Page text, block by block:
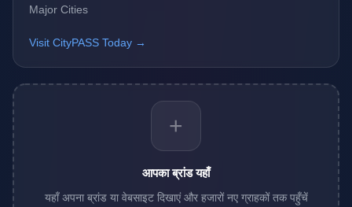
Major Cities
Visit CityPASS Today →
+
आपका ब्रांड यहाँ
यहाँ अपना ब्रांड या वेबसाइट दिखाएं और हजारों नए ग्राहकों तक पहुँचें